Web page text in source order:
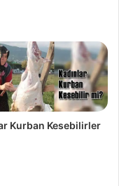
Kurban Kesebilirler